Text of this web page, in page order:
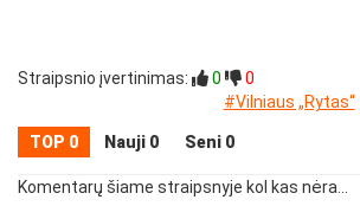
Straipsnio įvertinimas: 0
0
#Vilniaus „Rytas“
TOP 0 Nauji 0 Seni 0
Komentarų šiame straipsnyje kol kas nėra...